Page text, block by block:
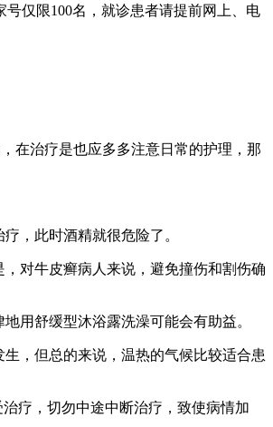
仅限100名，就诊患者请提前网上、电
在治疗是也应多多注意日常的护理，那
，此时酒精就很危险了。
对牛皮癣病人来说，避免撞伤和割伤确
舒缓型沐浴露洗澡可能会有助益。
，但总的来说，温热的气候比较适合患
疗，切勿中途中断治疗，致使病情加